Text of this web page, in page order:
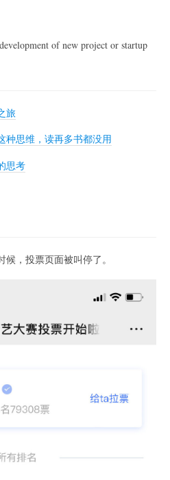
of new project or startup
旅
种思维，读再多书都没用
思考
候，投票页面被叫停了。